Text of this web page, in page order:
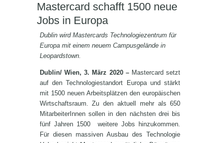
Mastercard schafft 1500 neue
Jobs in Europa
Dublin wird Mastercards Technologiezentrum für
Europa mit einem neuem Campusgelände in
Leopardstown.
Dublin/ Wien, 3. März 2020 – Mastercard setzt
auf den Technologiestandort Europa und stärkt
mit 1500 neuen Arbeitsplätzen den europäischen
Wirtschaftsraum. Zu den aktuell mehr als 650
MitarbeiterInnen sollen in den nächsten drei bis
fünf Jahren 1500 weitere Jobs hinzukommen.
Für diesen massiven Ausbau des Technologie